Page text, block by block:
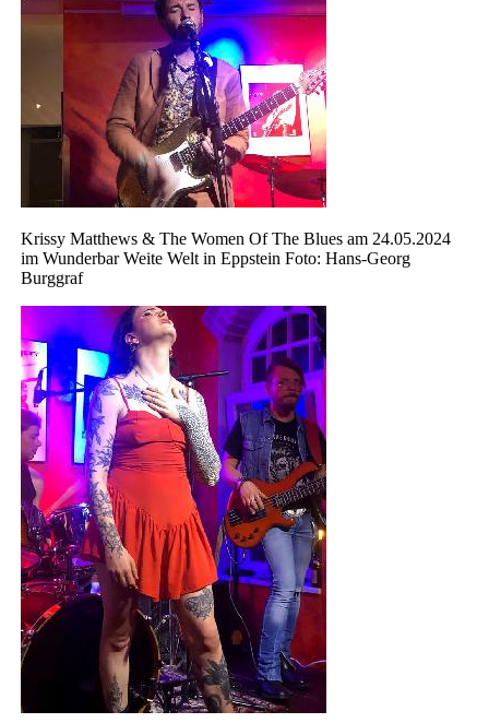
Krissy Matthews & The Women Of The Blues am 24.05.2024
im Wunderbar Weite Welt in Eppstein Foto: Hans-Georg
Burggraf